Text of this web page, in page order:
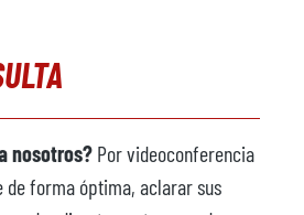
disponible
nosotros? Por videoconferencia
de forma óptima, aclarar sus